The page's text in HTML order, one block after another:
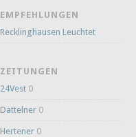
EMPFEHLUNGEN
Recklinghausen Leuchtet
ZEITUNGEN
24Vest 0
Dattelner 0
Hertener 0